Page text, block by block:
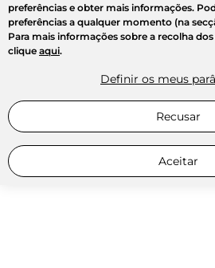
preferências e obter mais informações.
preferências a qualquer momento (na
Para mais informações sobre a recolha
clique aqui.
Definir os meus
Recusar
Aceitar